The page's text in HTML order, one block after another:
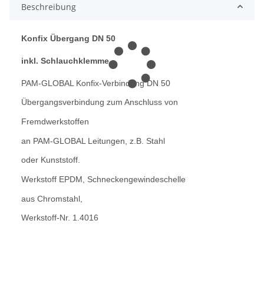
Beschreibung
Konfix Übergang DN 50
inkl. Schlauchklemme
PAM-GLOBAL Konfix-Verbindung DN 50
Übergangsverbindung zum Anschluss von
Fremdwerkstoffen
an PAM-GLOBAL Leitungen, z.B. Stahl
oder Kunststoff.
Werkstoff EPDM, Schneckengewindeschelle
aus Chromstahl,
Werkstoff-Nr. 1.4016